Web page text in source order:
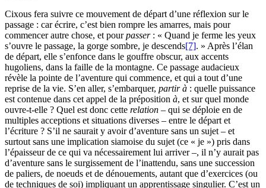
Cixous fera suivre ce mouvement de départ d’une réflexion sur le
passage : car écrire, c’est bien rompre les amarres, mais pour
commencer autre chose, et pourpasser: « Quand je ferme les yeux
s’ouvre le passage, la gorge sombre, je descends[7]. » Après l’élan
de départ, elle s’enfonce dans le gouffre obscur, aux accents
hugoliens, dans la faille de la montagne. Ce passage audacieux
révèle la pointe de l’aventure qui commence, et qui a tout d’une
reprise de la vie. S’en aller, s’embarquer, partir à : quelle puissance
est contenue dans cet appel de la préposition à, et sur quel monde
ouvre-t-elle ? Quel est donc cette relation – qui se déploie en de
multiples acceptions et situations diverses – entre le départ et
l’écriture ? S’il ne saurait y avoir d’aventure sans un sujet – et
surtout sans une implication siamoise du sujet (ce « je ») pris dans
l’épaisseur de ce qui va nécessairement lui arriver –, il n’y aurait pas
d’aventure sans le surgissement de l’inattendu, sans une succession
de paliers, de noeuds et de dénouements, autant que d’exercices (ou
de techniques de soi) impliquant un apprentissage singulier. C’est un